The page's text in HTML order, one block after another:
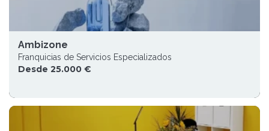
Ambizone
Franquicias de Servicios Especializados
Desde 25.000 €